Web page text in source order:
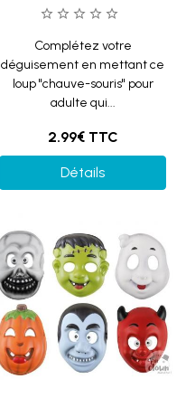
Complétez votre
déguisement en mettant ce
loup "chauve-souris" pour
adulte qui...
2.99€ TTC
Détails